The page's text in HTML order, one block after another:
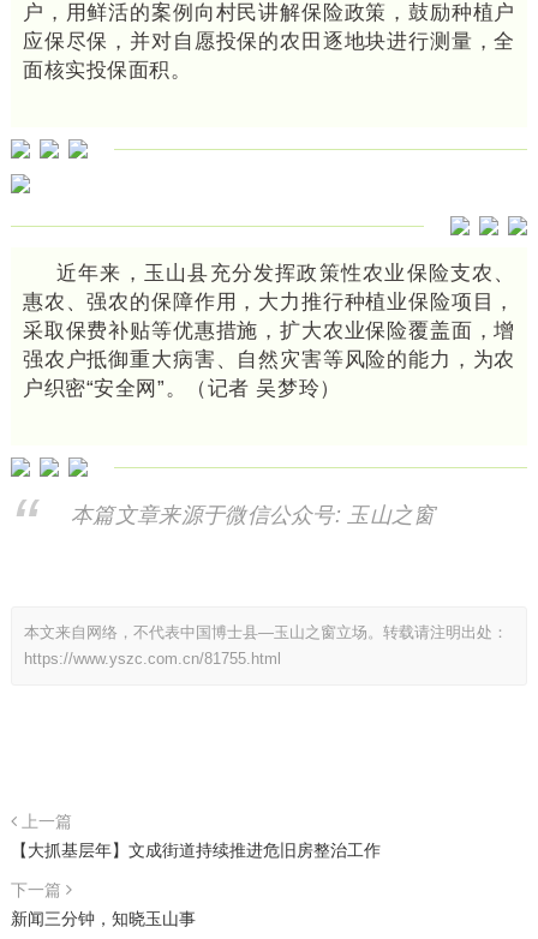
户，用鲜活的案例向村民讲解保险政策，鼓励种植户
应保尽保，并对自愿投保的农田逐地块进行测量，全
面核实投保面积。
近年来，玉山县充分发挥政策性农业保险支农、
惠农、强农的保障作用，大力推行种植业保险项目，
采取保费补贴等优惠措施，扩大农业保险覆盖面，增
强农户抵御重大病害、自然灾害等风险的能力，为农
户织密“安全网”。（记者 吴梦玲）
本篇文章来源于微信公众号: 玉山之窗
本文来自网络，不代表中国博士县—玉山之窗立场。转载请注明出处：
https://www.yszc.com.cn/81755.html
上一篇
【大抓基层年】文成街道持续推进危旧房整治工作
下一篇
​​新闻三分钟，知晓玉山事